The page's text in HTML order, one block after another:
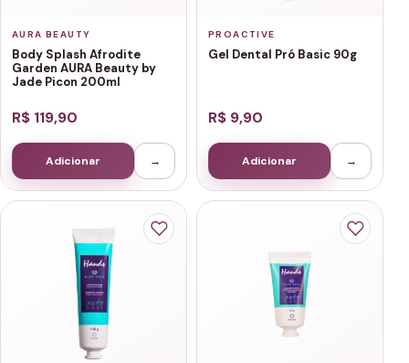
AURA BEAUTY
Body Splash Afrodite
Garden AURA Beauty by
Jade Picon 200ml
R$ 119,90
Adicionar →
PROACTIVE
Gel Dental Pró Basic 90g
R$ 9,90
Adicionar →